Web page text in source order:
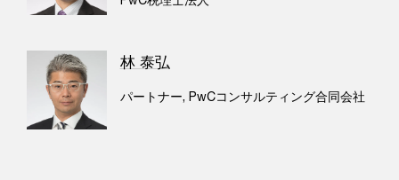
林 泰弘
パートナー, PwCコンサルティング合同会社